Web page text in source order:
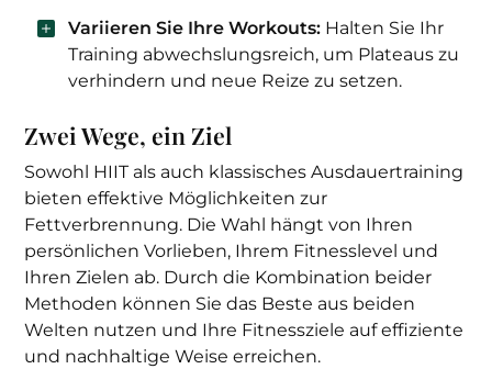
Variieren Sie Ihre Workouts: Halten Sie Ihr
Training abwechslungsreich, um Plateaus zu
verhindern und neue Reize zu setzen.
Zwei Wege, ein Ziel
Sowohl HIIT als auch klassisches Ausdauertraining
bieten effektive Möglichkeiten zur
Fettverbrennung. Die Wahl hängt von Ihren
persönlichen Vorlieben, Ihrem Fitnesslevel und
Ihren Zielen ab. Durch die Kombination beider
Methoden können Sie das Beste aus beiden
Welten nutzen und Ihre Fitnessziele auf effiziente
und nachhaltige Weise erreichen.